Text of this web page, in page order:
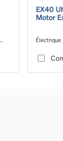
EX40
Motor
Électrique